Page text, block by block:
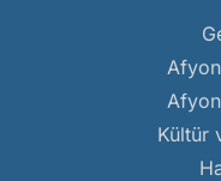
Kültür